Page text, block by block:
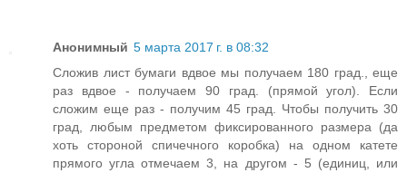
Анонимный 5 марта 2017 г. в 08:32
Сложив лист бумаги вдвое мы получаем 180 град., еще
раз вдвое - получаем 90 град. (прямой угол). Если
сложим еще раз - получим 45 град. Чтобы получить 30
град, любым предметом фиксированного размера (да
хоть стороной спичечного коробка) на одном катете
прямого угла отмечаем 3, на другом - 5 (единиц, или